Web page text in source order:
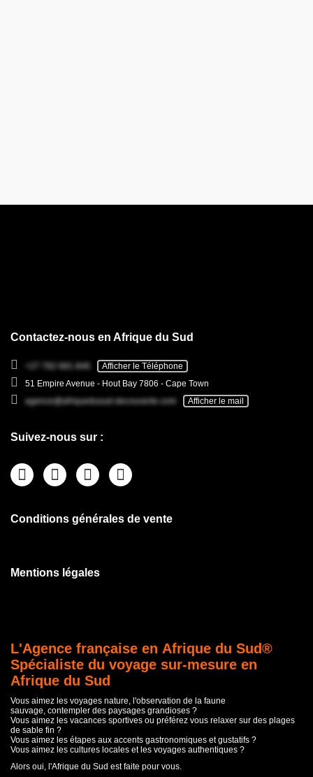
Contactez-nous en Afrique du Sud
+27 782 681 846
Afficher le Téléphone
51 Empire Avenue - Hout Bay 7806 - Cape Town
agence@afriquedusud-decouverte.com
Afficher le mail
Suivez-nous sur :
Conditions générales de vente
Mentions légales
L'Agence française en Afrique du Sud®
Spécialiste du voyage sur-mesure en
Afrique du Sud
Vous aimez les voyages nature, l'observation de la faune
sauvage, contempler des paysages grandioses ?
Vous aimez les vacances sportives ou préférez vous relaxer sur des plages
de sable fin ?
Vous aimez les étapes aux accents gastronomiques et gustatifs ?
Vous aimez les cultures locales et les voyages authentiques ?
Alors oui, l'Afrique du Sud est faite pour vous.